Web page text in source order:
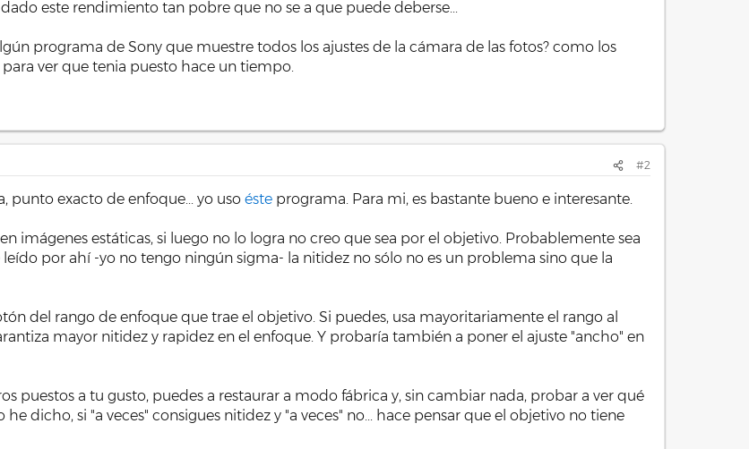
este rendimiento tan pobre que no se a que puede deberse...
programa de Sony que muestre todos los ajustes de la cámara de las fotos? como los
ver que tenia puesto hace un tiempo.
#2
punto exacto de enfoque... yo uso éste programa. Para mi, es bastante bueno e interesante.
imágenes estáticas, si luego no lo logra no creo que sea por el objetivo. Probablemente sea
por ahí -yo no tengo ningún sigma- la nitidez no sólo no es un problema sino que la
del rango de enfoque que trae el objetivo. Si puedes, usa mayoritariamente el rango al
mayor nitidez y rapidez en el enfoque. Y probaría también a poner el ajuste "ancho" en
puestos a tu gusto, puedes a restaurar a modo fábrica y, sin cambiar nada, probar a ver qué
dicho, si "a veces" consigues nitidez y "a veces" no... hace pensar que el objetivo no tiene